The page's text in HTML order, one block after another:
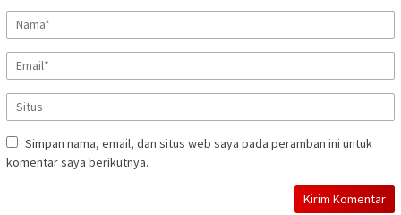
Simpan nama, email, dan situs web saya pada peramban ini untuk
komentar saya berikutnya.